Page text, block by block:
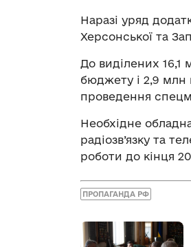
Наразі уряд
Херсонської та
До виділених 16,1
бюджету і 2,9 млн
проведення
Необхідне
радіозв’язку та
роботи до кінця
ПРОПАГАНДА РФ